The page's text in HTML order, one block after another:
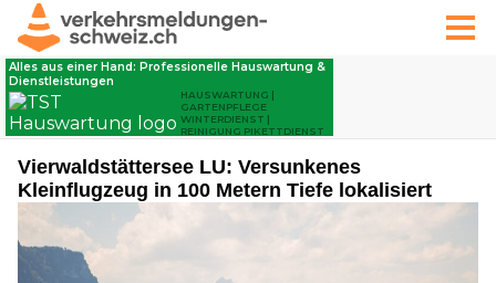
Vierwaldstättersee LU: Versunkenes
Kleinflugzeug in 100 Metern Tiefe lokalisiert